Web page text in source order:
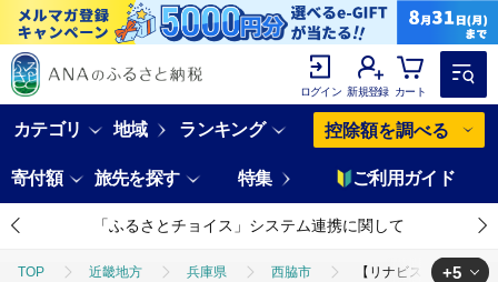
ログイン 新規登録 カート
カテゴリ 地域 ランキング 控除額を調べる
寄付額 旅先を探す 特集 ご利用ガイド
「ふるさとチョイス」システム連携に関して
TOP 近畿地方 兵庫県 西脇市 【リナビス】クリー
+5